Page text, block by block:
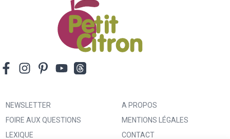
NEWSLETTER
FOIRE AUX QUESTIONS
LEXIQUE
A PROPOS
MENTIONS LÉGALES
CONTACT